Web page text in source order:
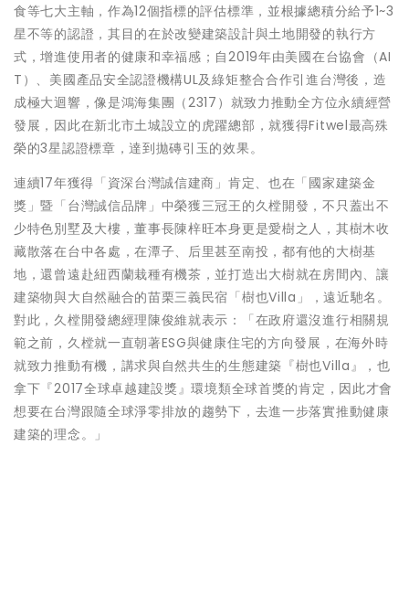
食等七大主軸，作為12個指標的評估標準，並根據總積分給予1~3
星不等的認證，其目的在於改變建築設計與土地開發的執行方
式，增進使用者的健康和幸福感；自2019年由美國在台協會（AI
T）、美國產品安全認證機構UL及綠矩整合合作引進台灣後，造
成極大迴響，像是鴻海集團（2317）就致力推動全方位永續經營
發展，因此在新北市土城設立的虎躍總部，就獲得Fitwel最高殊
榮的3星認證標章，達到拋磚引玉的效果。
連續17年獲得「資深台灣誠信建商」肯定、也在「國家建築金
獎」暨「台灣誠信品牌」中榮獲三冠王的久樘開發，不只蓋出不
少特色別墅及大樓，董事長陳梓旺本身更是愛樹之人，其樹木收
藏散落在台中各處，在潭子、后里甚至南投，都有他的大樹基
地，還曾遠赴紐西蘭栽種有機茶，並打造出大樹就在房間內、讓
建築物與大自然融合的苗栗三義民宿「樹也Villa」，遠近馳名。
對此，久樘開發總經理陳俊維就表示：「在政府還沒進行相關規
範之前，久樘就一直朝著ESG與健康住宅的方向發展，在海外時
就致力推動有機，講求與自然共生的生態建築『樹也Villa』，也
拿下『2017全球卓越建設獎』環境類全球首獎的肯定，因此才會
想要在台灣跟隨全球淨零排放的趨勢下，去進一步落實推動健康
建築的理念。」